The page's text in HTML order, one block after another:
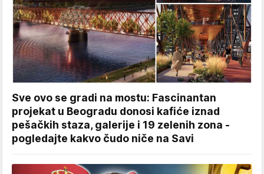
Sve ovo se gradi na mostu: Fascinantan
projekat u Beogradu donosi kafiće iznad
pešačkih staza, galerije i 19 zelenih zona -
pogledajte kakvo čudo niče na Savi